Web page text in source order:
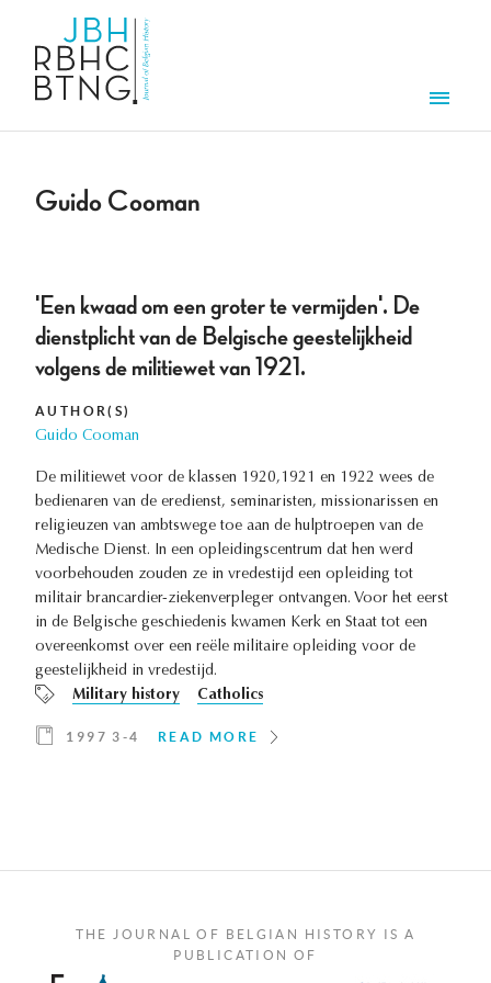
Guido Cooman
'Een kwaad om een groter te vermijden'. De
dienstplicht van de Belgische geestelijkheid
volgens de militiewet van 1921.
AUTHOR(S)
Guido Cooman
De militiewet voor de klassen 1920,1921 en 1922 wees de
bedienaren van de eredienst, seminaristen, missionarissen en
religieuzen van ambtswege toe aan de hulptroepen van de
Medische Dienst. In een opleidingscentrum dat hen werd
voorbehouden zouden ze in vredestijd een opleiding tot
militair brancardier-ziekenverpleger ontvangen. Voor het eerst
in de Belgische geschiedenis kwamen Kerk en Staat tot een
overeenkomst over een reële militaire opleiding voor de
geestelijkheid in vredestijd.
Military history
Catholics
1997 3-4 READ MORE
THE JOURNAL OF BELGIAN HISTORY IS A
PUBLICATION OF